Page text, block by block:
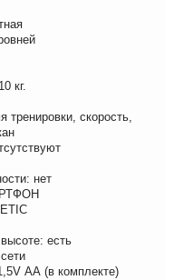
кг.
тренировки, скорость,
нет
есть
АА (в комплекте)